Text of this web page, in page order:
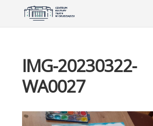
IMG-20230322-
WA0027